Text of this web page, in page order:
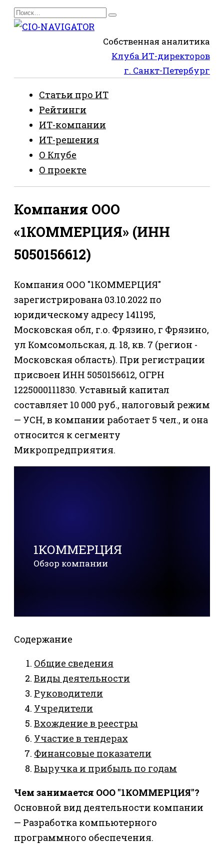
Перейти
к
Search
for:
Собственная аналитика
Клуба ИТ-директоров
г. Санкт-Петербург
Статьи про ИТ
Рейтинги
ИТ-компании
ИТ-решения
О Клубе
О проекте
Компания ООО
«1КОММЕРЦИЯ» (ИНН
5050156612)
Компания ООО "1КОММЕРЦИЯ"
зарегистрирована 03.10.2022 по
юридическому адресу 141195,
Московская обл, г.о. Фрязино, г Фрязино,
ул Комсомольская, д. 18, кв. 7 (регион -
Московская область). При регистрации
присвоен ИНН 5050156612, ОГРН
1225000111830. Уставный капитал
составляет 10 000 руб., налоговый режим
— УСН, в компании работает 5 чел., и она
относится к сегменту
Микропредприятия.
1КОММЕРЦИЯ
Обзор компании
Содержание
Общие сведения
Виды деятельности
Руководители
Учредители
Вхождение в реестры
Участие в тендерах
Финансовые показатели
Выручка и прибыль по годам
Чем занимается ООО "1КОММЕРЦИЯ"?
Основной вид деятельности компании
— Разработка компьютерного
программного обеспечения.